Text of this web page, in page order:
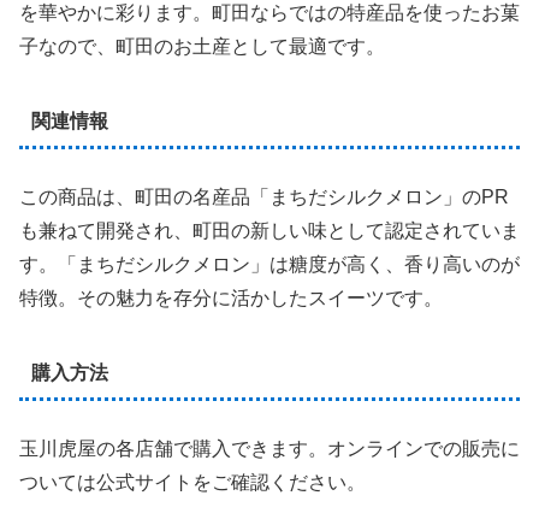
を華やかに彩ります。町田ならではの特産品を使ったお菓
子なので、町田のお土産として最適です。
関連情報
この商品は、町田の名産品「まちだシルクメロン」のPR
も兼ねて開発され、町田の新しい味として認定されていま
す。「まちだシルクメロン」は糖度が高く、香り高いのが
特徴。その魅力を存分に活かしたスイーツです。
購入方法
玉川虎屋の各店舗で購入できます。オンラインでの販売に
ついては公式サイトをご確認ください。